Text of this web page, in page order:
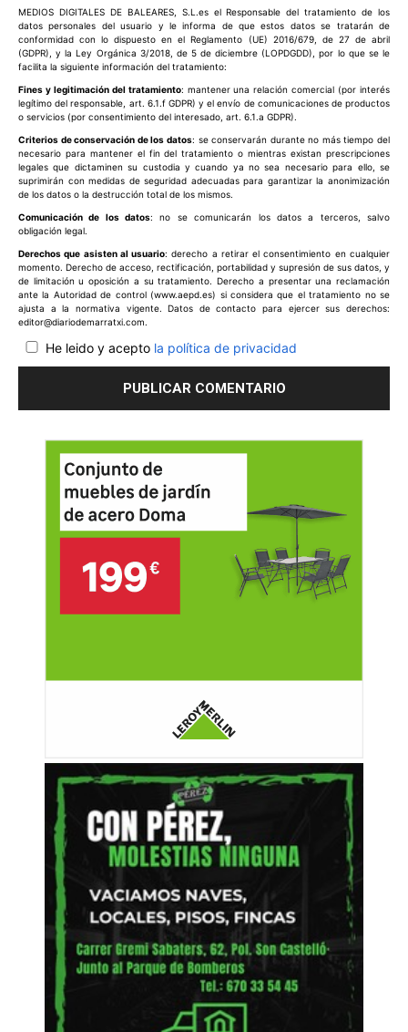
MEDIOS DIGITALES DE BALEARES, S.L.es el Responsable del tratamiento de los
datos personales del usuario y le informa de que estos datos se tratarán de
conformidad con lo dispuesto en el Reglamento (UE) 2016/679, de 27 de abril
(GDPR), y la Ley Orgánica 3/2018, de 5 de diciembre (LOPDGDD), por lo que se le
facilita la siguiente información del tratamiento:
Fines y legitimación del tratamiento: mantener una relación comercial (por interés
legítimo del responsable, art. 6.1.f GDPR) y el envío de comunicaciones de productos
o servicios (por consentimiento del interesado, art. 6.1.a GDPR).
Criterios de conservación de los datos: se conservarán durante no más tiempo del
necesario para mantener el fin del tratamiento o mientras existan prescripciones
legales que dictaminen su custodia y cuando ya no sea necesario para ello, se
suprimirán con medidas de seguridad adecuadas para garantizar la anonimización
de los datos o la destrucción total de los mismos.
Comunicación de los datos: no se comunicarán los datos a terceros, salvo
obligación legal.
Derechos que asisten al usuario: derecho a retirar el consentimiento en cualquier
momento. Derecho de acceso, rectificación, portabilidad y supresión de sus datos, y
de limitación u oposición a su tratamiento. Derecho a presentar una reclamación
ante la Autoridad de control (www.aepd.es) si considera que el tratamiento no se
ajusta a la normativa vigente. Datos de contacto para ejercer sus derechos:
editor@diariodemarratxi.com.
He leido y acepto la política de privacidad